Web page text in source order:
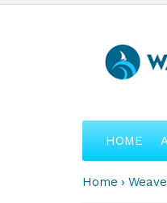
HOME
Home